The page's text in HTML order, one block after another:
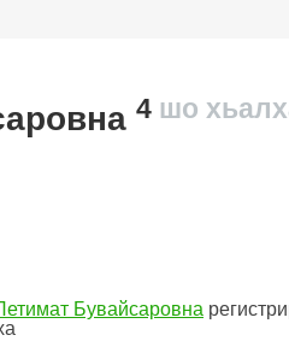
4 шо
Бувайсаровна